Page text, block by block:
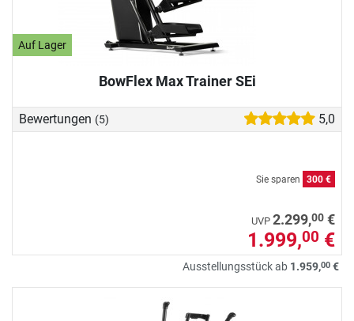
Auf Lager
BowFlex Max Trainer SEi
Bewertungen (5) 5,0
Sie sparen 300 €
UVP 2.299,00 €
1.999,00 €
Ausstellungsstück ab 1.959,00 €